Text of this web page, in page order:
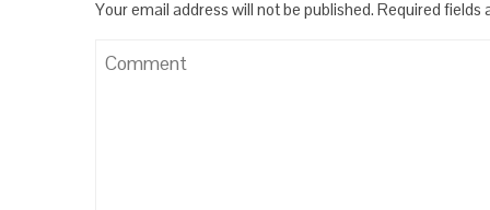
Your email address will not be published. Required fields